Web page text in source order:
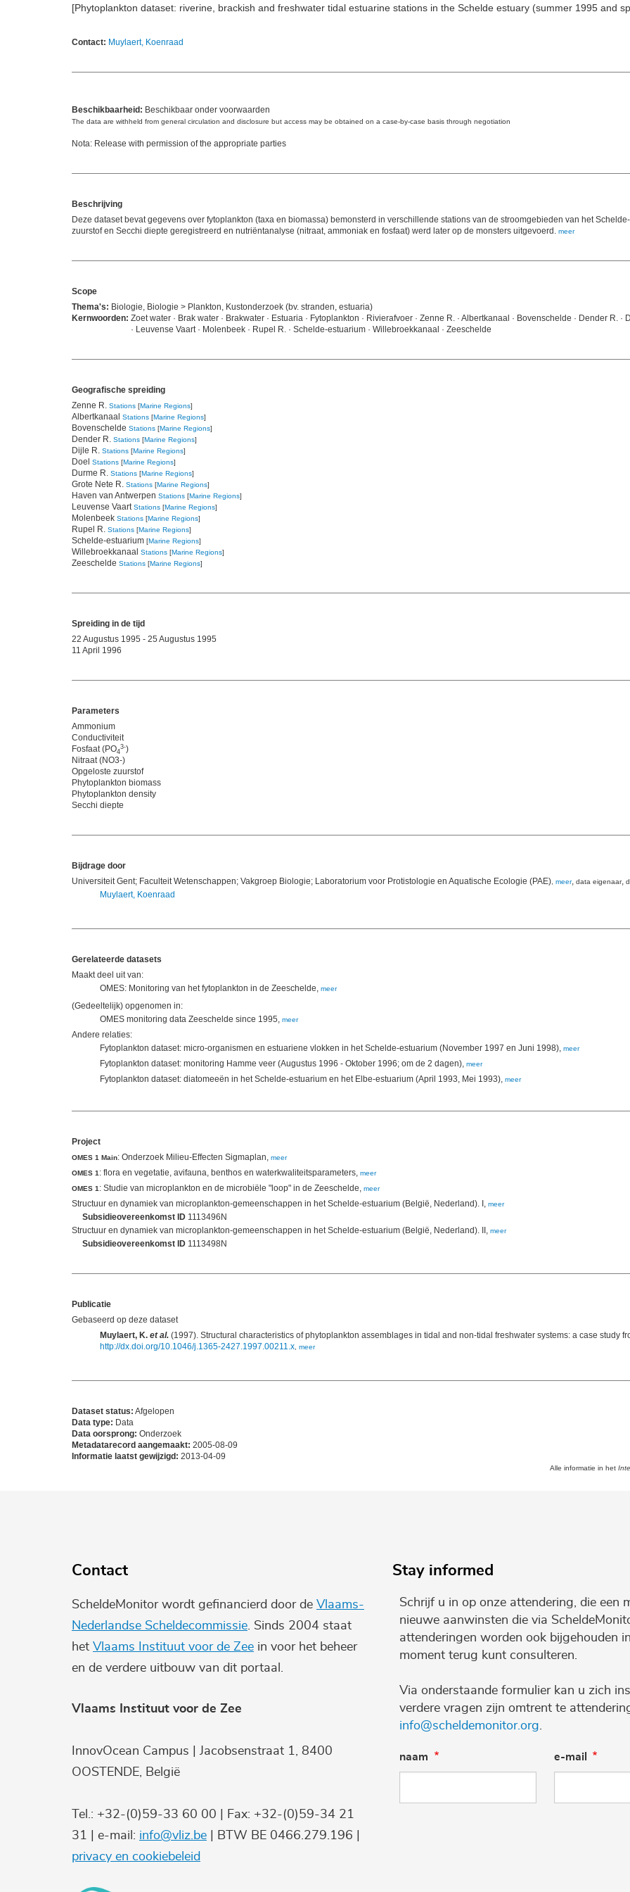
[Phytoplankton dataset: riverine, brackish and freshwater tidal estuarine stations in the Schelde estuary (summer 1995 and
Contact: Muylaert, Koenraad
Beschikbaarheid: Beschikbaar onder voorwaarden
The data are withheld from general circulation and disclosure but access may be obtained on a case-by-case basis through negotiation
Nota: Release with permission of the appropriate parties
Beschrijving
Deze dataset bevat gegevens over fytoplankton (taxa en biomassa) bemonsterd in verschillende stations van de stroomgebieden van het
zuurstof en Secchi diepte geregistreerd en nutriëntanalyse (nitraat, ammoniak en fosfaat) werd later op de monsters uitgevoerd. meer
Scope
Thema's: Biologie, Biologie > Plankton, Kustonderzoek (bv. stranden, estuaria)
Kernwoorden: Zoet water · Brak water · Brakwater · Estuaria · Fytoplankton · Rivierafvoer · Zenne R. · Albertkanaal · Bovenschelde · Dender R.
· Leuvense Vaart · Molenbeek · Rupel R. · Schelde-estuarium · Willebroekkanaal · Zeeschelde
Geografische spreiding
Zenne R. Stations [Marine Regions]
Albertkanaal Stations [Marine Regions]
Bovenschelde Stations [Marine Regions]
Dender R. Stations [Marine Regions]
Dijle R. Stations [Marine Regions]
Doel Stations [Marine Regions]
Durme R. Stations [Marine Regions]
Grote Nete R. Stations [Marine Regions]
Haven van Antwerpen Stations [Marine Regions]
Leuvense VaartStations [Marine Regions]
Molenbeek Stations [Marine Regions]
Rupel R. Stations [Marine Regions]
Schelde-estuarium [Marine Regions]
Willebroekkanaal Stations [Marine Regions]
Zeeschelde Stations [Marine Regions]
Spreiding in de tijd
22 Augustus 1995 - 25 Augustus 1995
11 April 1996
Parameters
Ammonium
Conductiviteit
Fosfaat (PO4
3-)
Nitraat (NO3-)
Opgeloste zuurstof
Phytoplankton biomass
Phytoplankton density
Secchi diepte
Bijdrage door
Universiteit Gent; Faculteit Wetenschappen; Vakgroep Biologie; Laboratorium voor Protistologie en Aquatische Ecologie (PAE), meer, data eigenaar,
Muylaert, Koenraad
Gerelateerde datasets
Maakt deel uit van:
OMES: Monitoring van het fytoplankton in de Zeeschelde, meer
(Gedeeltelijk) opgenomen in:
OMES monitoring data Zeeschelde since 1995, meer
Andere relaties:
Fytoplankton dataset: micro-organismen en estuariene vlokken in het Schelde-estuarium (November 1997 en Juni 1998), meer
Fytoplankton dataset: monitoring Hamme veer (Augustus 1996 - Oktober 1996; om de 2 dagen), meer
Fytoplankton dataset: diatomeeën in het Schelde-estuarium en het Elbe-estuarium (April 1993, Mei 1993), meer
Project
OMES 1 Main: Onderzoek Milieu-Effecten Sigmaplan, meer
OMES 1: flora en vegetatie, avifauna, benthos en waterkwaliteitsparameters, meer
OMES 1: Studie van microplankton en de microbiële "loop" in de Zeeschelde, meer
Structuur en dynamiek van microplankton-gemeenschappen in het Schelde-estuarium (België, Nederland). I, meer
Subsidieovereenkomst ID 1113496N
Structuur en dynamiek van microplankton-gemeenschappen in het Schelde-estuarium (België, Nederland). II, meer
Subsidieovereenkomst ID 1113498N
Publicatie
Gebaseerd op deze dataset
Muylaert, K. et al. (1997). Structural characteristics of phytoplankton assemblages in tidal and non-tidal freshwater systems: a case study
http://dx.doi.org/10.1046/j.1365-2427.1997.00211.x, meer
Dataset status: Afgelopen
Data type: Data
Data oorsprong: Onderzoek
Metadatarecord aangemaakt: 2005-08-09
Informatie laatst gewijzigd: 2013-04-09
Alle informatie in het
Contact
ScheldeMonitor wordt gefinancierd door de Vlaams-
Nederlandse Scheldecommissie . Sinds 2004 staat
het Vlaams Instituut voor de Zee in voor het beheer
en de verdere uitbouw van dit portaal.
Vlaams Instituut voor de Zee
InnovOcean Campus | Jacobsenstraat 1, 8400
OOSTENDE, België
Tel.: +32-(0)59-33 60 00 | Fax: +32-(0)59-34 21
31 | e-mail: info@vliz.be | BTW BE 0466.279.196 |
privacy en cookiebeleid
Stay informed
Schrijf u in op onze attendering, die een
nieuwe aanwinsten die via
attenderingen worden ook bijgehouden
moment terug kunt consulteren.
Via onderstaande formulier kan u zich
verdere vragen zijn omtrent te
info@scheldemonitor.org
naam e-mail